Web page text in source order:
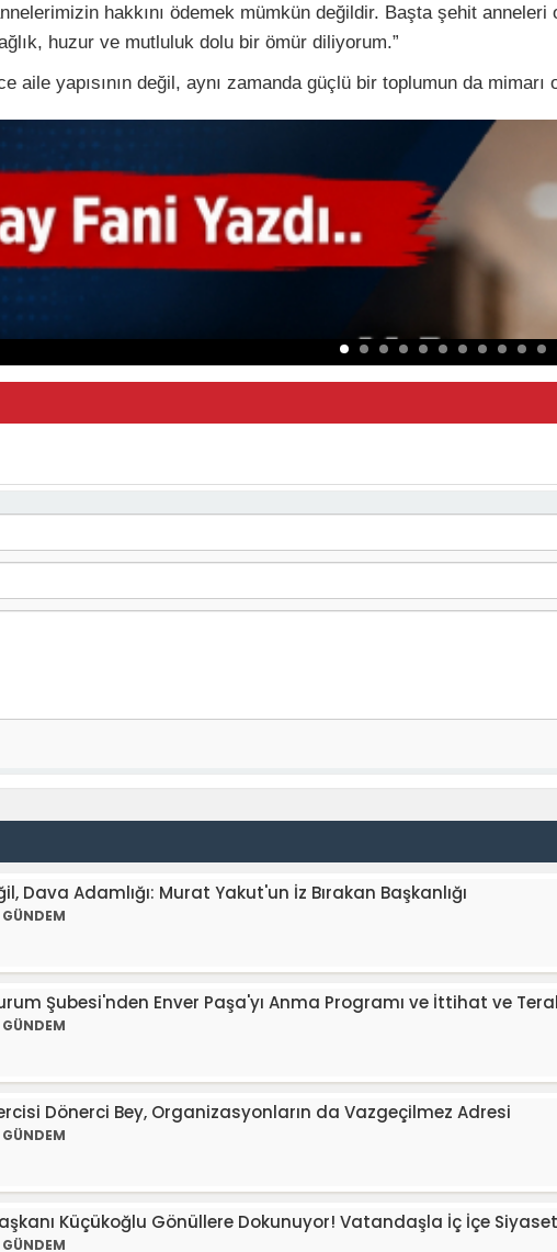
hakkını ödemek mümkün değildir. Başta şehit
huzur ve mutluluk dolu bir ömür diliyorum.”
aile yapısının değil, aynı zamanda güçlü bir toplumun da
Dava Adamlığı: Murat Yakut'un İz Bırakan Başkanlığı
GÜNDEM
Şubesi'nden Enver Paşa'yı Anma Programı ve İttihat ve
GÜNDEM
Dönerci Bey, Organizasyonların da Vazgeçilmez Adresi
GÜNDEM
Küçükoğlu Gönüllere Dokunuyor! Vatandaşla İç İçe
GÜNDEM